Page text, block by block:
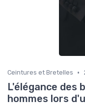
Ceintures et Bretelles •
L'élégance des
hommes lors